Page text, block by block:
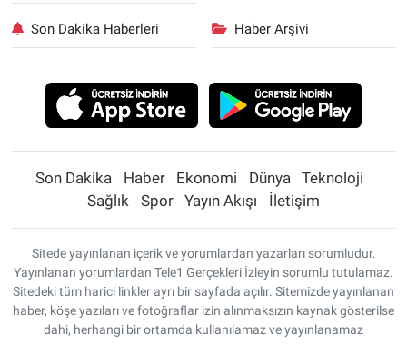
Son Dakika Haberleri Haber Arşivi
Son Dakika Haber Ekonomi Dünya
Teknoloji
Sağlık
Spor Yayın Akışı İletişim
Sitede yayınlanan içerik ve yorumlardan yazarları sorumludur.
Yayınlanan yorumlardan Tele1 Gerçekleri İzleyin sorumlu tutulamaz.
Sitedeki tüm harici linkler ayrı bir sayfada açılır. Sitemizde yayınlanan
haber, köşe yazıları ve fotoğraflar izin alınmaksızın kaynak gösterilse
dahi, herhangi bir ortamda kullanılamaz ve yayınlanamaz